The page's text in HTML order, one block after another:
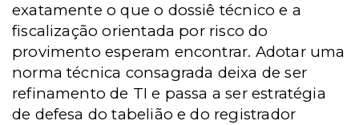
exatamente o que o dossiê técnico e a
fiscalização orientada por risco do
provimento esperam encontrar. Adotar uma
norma técnica consagrada deixa de ser
refinamento de TI e passa a ser estratégia
de defesa do tabelião e do registrador